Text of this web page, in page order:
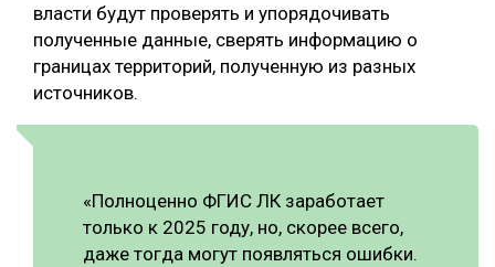
власти будут проверять и упорядочивать
полученные данные, сверять информацию о
границах территорий, полученную из разных
источников.
«Полноценно ФГИС ЛК заработает
только к 2025 году, но, скорее всего,
даже тогда могут появляться ошибки.